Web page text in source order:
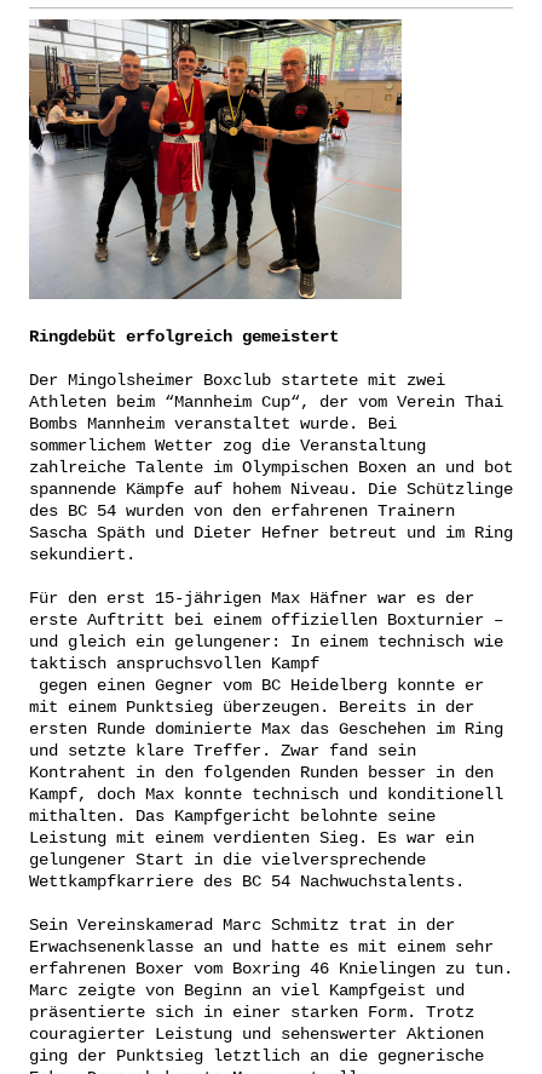
Ringdebüt erfolgreich gemeistert
Der Mingolsheimer Boxclub startete mit zwei
Athleten beim “Mannheim Cup“, der vom Verein Thai
Bombs Mannheim veranstaltet wurde. Bei
sommerlichem Wetter zog die Veranstaltung
zahlreiche Talente im Olympischen Boxen an und bot
spannende Kämpfe auf hohem Niveau. Die Schützlinge
des BC 54 wurden von den erfahrenen Trainern
Sascha Späth und Dieter Hefner betreut und im Ring
sekundiert.
Für den erst 15-jährigen Max Häfner war es der
erste Auftritt bei einem offiziellen Boxturnier –
und gleich ein gelungener: In einem technisch wie
taktisch anspruchsvollen Kampf
gegen einen Gegner vom BC Heidelberg konnte er
mit einem Punktsieg überzeugen. Bereits in der
ersten Runde dominierte Max das Geschehen im Ring
und setzte klare Treffer. Zwar fand sein
Kontrahent in den folgenden Runden besser in den
Kampf, doch Max konnte technisch und konditionell
mithalten. Das Kampfgericht belohnte seine
Leistung mit einem verdienten Sieg. Es war ein
gelungener Start in die vielversprechende
Wettkampfkarriere des BC 54 Nachwuchstalents.
Sein Vereinskamerad Marc Schmitz trat in der
Erwachsenenklasse an und hatte es mit einem sehr
erfahrenen Boxer vom Boxring 46 Knielingen zu tun.
Marc zeigte von Beginn an viel Kampfgeist und
präsentierte sich in einer starken Form. Trotz
couragierter Leistung und sehenswerter Aktionen
ging der Punktsieg letztlich an die gegnerische